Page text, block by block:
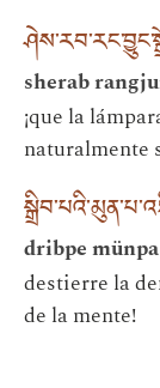
sherab
¡que la
naturalmente
dribpe
destierre la
de la mente!